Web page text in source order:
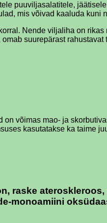
puuviljasalatitele,
mis võivad kaaluda kuni
Nende viljaliha on
suurepärast rahustavat
võimas mao- ja
kasutatakse ka taime
raske
monoamiini